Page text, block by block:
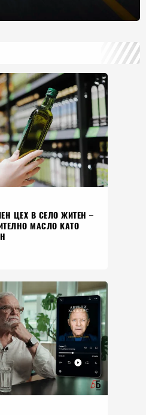
ЦЕХ В СЕЛО ЖИТЕН –
МАСЛО КАТО